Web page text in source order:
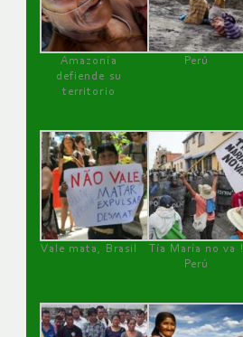
Amazonía
defiende su
territorio
Perú
Vale mata, Brasil
Tía María no va !
Perú